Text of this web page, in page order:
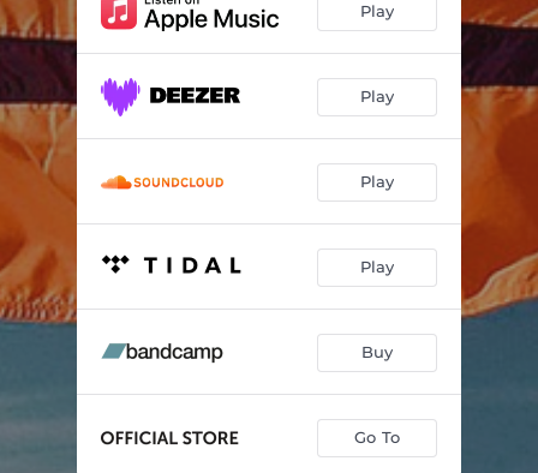
Play
Play
Play
Play
Buy
Go To